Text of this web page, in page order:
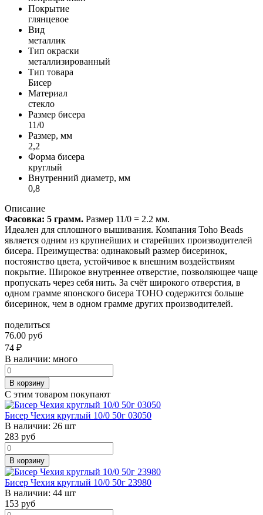
Покрытие
глянцевое
Вид
металлик
Тип окраски
металлизированный
Тип товара
Бисер
Материал
стекло
Размер бисера
11/0
Размер, мм
2,2
Форма бисера
круглый
Внутренний диаметр, мм
0,8
Описание
Фасовка: 5 грамм. Размер 11/0 = 2.2 мм.
Идеален для сплошного вышивания. Компания Toho Beads
является одним из крупнейших и старейших производителей
бисера. Преимущества: одинаковый размер бисеринок,
постоянство цвета, устойчивое к внешним воздействиям
покрытие. Широкое внутреннее отверстие, позволяющее чаще
пропускать через себя нить. За счёт широкого отверстия, в
одном грамме японского бисера TOHO содержится больше
бисеринок, чем в одном грамме других производителей.
поделиться
76.00 руб
74 ₽
В наличии: много
В корзину
С этим товаром покупают
Бисер Чехия круглый 10/0 50г 03050
В наличии: 26 шт
283 руб
В корзину
Бисер Чехия круглый 10/0 50г 23980
В наличии: 44 шт
153 руб